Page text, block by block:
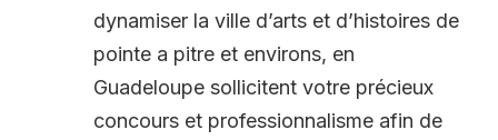
dynamiser la ville d’arts et d’histoires de
pointe a pitre et environs, en
Guadeloupe sollicitent votre précieux
concours et professionnalisme afin de